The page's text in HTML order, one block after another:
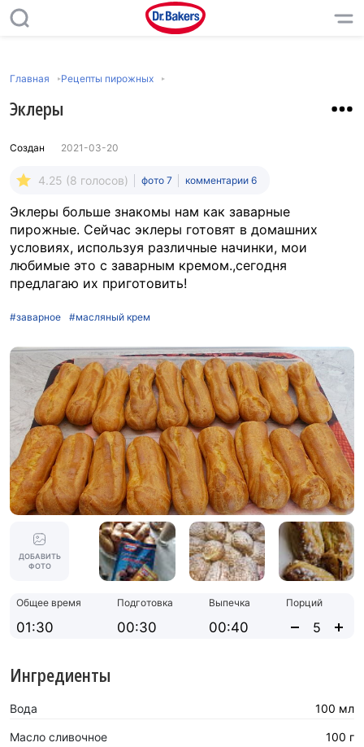
Главная Рецепты пирожных
Эклеры
Создан 2021-03-20
4.25 (8 голосов) фото 7 комментарии 6
Эклеры больше знакомы нам как заварные
пирожные. Сейчас эклеры готовят в домашних
условиях, используя различные начинки, мои
любимые это с заварным кремом.,сегодня
предлагаю их приготовить!
#заварное #масляный крем
ДОБАВИТЬ
ФОТО
Общее время
01:30
Подготовка
00:30
Выпечка
00:40
Порций
Ингредиенты
Вода 100 мл
Масло сливочное 100 г